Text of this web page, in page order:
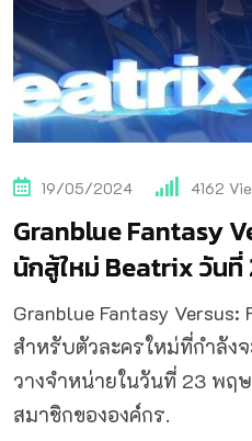
19/05/2024 4162
Granblue Fantasy
นักสู้ใหม่ Beatrix วัน
Granblue Fantasy Versus:
สำหรับตัวละครใหม่ที่กำลัง
วางจำหน่ายในวันที่ 23 พฤ
สมาชิกขององค์กร.